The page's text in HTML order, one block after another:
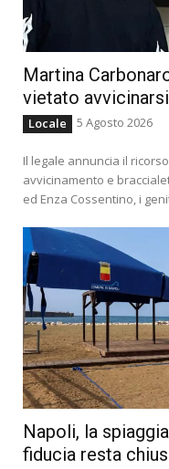
Martina
vietato
Locale 5 Agosto 2026
Il legale annuncia il
avvicinamento e
ed Enza Cossentino, i
Napoli, la
fiducia resta